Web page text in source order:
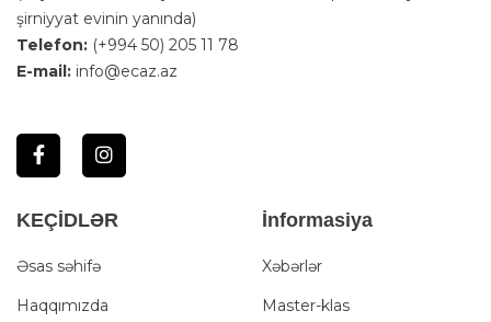
şirniyyat evinin yanında)
Telefon: (+994 50) 205 11 78
E-mail: info@ecaz.az
KEÇİDLƏR
Əsas səhifə
Haqqımızda
İnformasiya
Xəbərlər
Master-klas